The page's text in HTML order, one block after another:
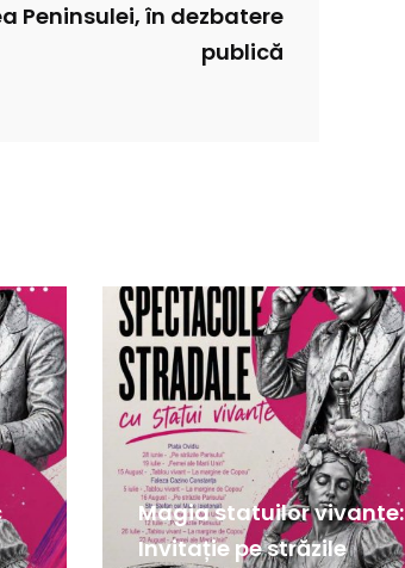
Peninsulei, în dezbatere
publică
Magia statuilor vivante:
Invitație pe străzile